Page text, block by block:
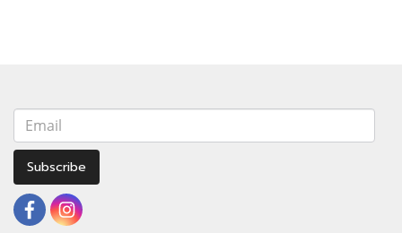
Subscribe